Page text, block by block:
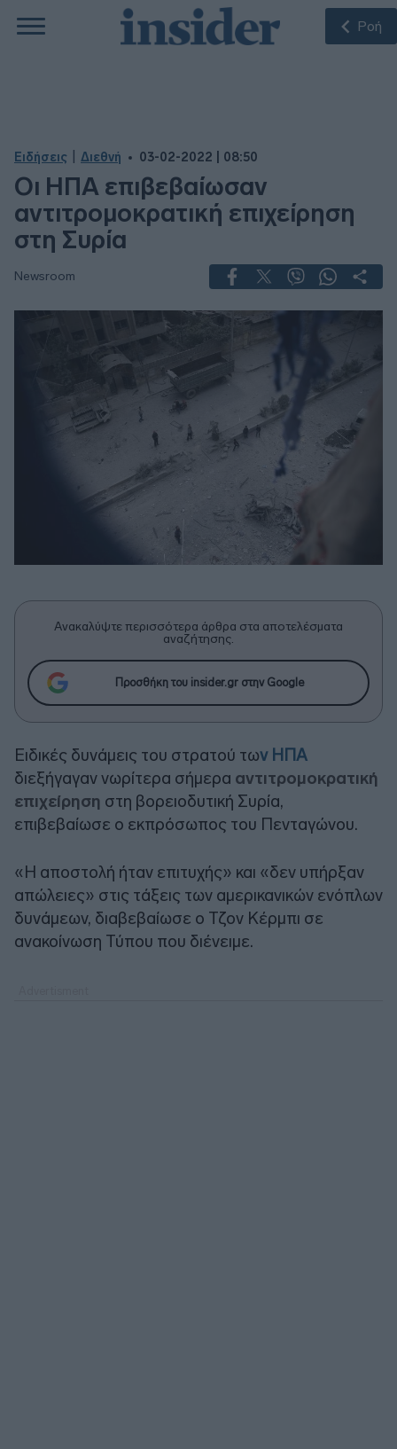
Ροή
Ειδήσεις Διεθνή 03-02-2022 | 08:50
Οι ΗΠΑ επιβεβαίωσαν
αντιτρομοκρατική επιχείρηση
στη Συρία
Newsroom
Ανακαλύψτε περισσότερα άρθρα στα αποτελέσματα
αναζήτησης.
Προσθήκη του insider.gr στην Google
Ειδικές δυνάμεις του στρατού των ΗΠΑ
διεξήγαγαν νωρίτερα σήμερα αντιτρομοκρατική
επιχείρηση στη βορειοδυτική Συρία,
επιβεβαίωσε ο εκπρόσωπος του Πενταγώνου.
«Η αποστολή ήταν επιτυχής» και «δεν υπήρξαν
απώλειες» στις τάξεις των αμερικανικών ενόπλων
δυνάμεων, διαβεβαίωσε ο Τζον Κέρμπι σε
ανακοίνωση Τύπου που διένειμε.